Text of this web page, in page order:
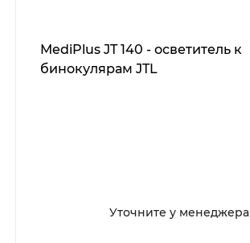
MediPlus JT 140 - осветитель к
бинокулярам JTL
Уточните у менеджера